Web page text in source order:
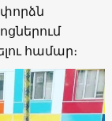
փորձն
համար։